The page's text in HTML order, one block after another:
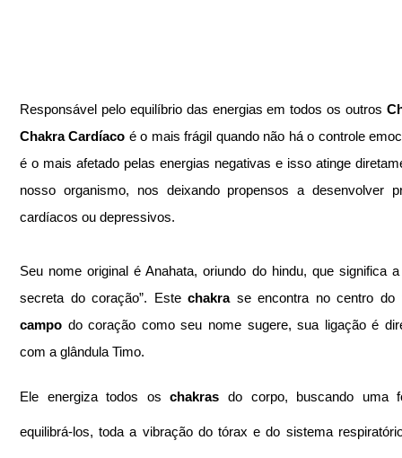
Responsável pelo equilíbrio das energias em todos os outros
Chakra Cardíaco é o mais frágil quando não há o controle
é o mais afetado pelas energias negativas e isso atinge
nosso organismo, nos deixando propensos a desenvolver
cardíacos ou depressivos.
Seu nome original é Anahata, oriundo do hindu, que significa a
secreta do coração”. Este chakra
campo do coração como seu nome sugere, sua ligação é
com a glândula Timo.
Ele energiza todos os chakras do corpo, buscando uma
equilibrá-los, toda a vibração do tórax e do sistema